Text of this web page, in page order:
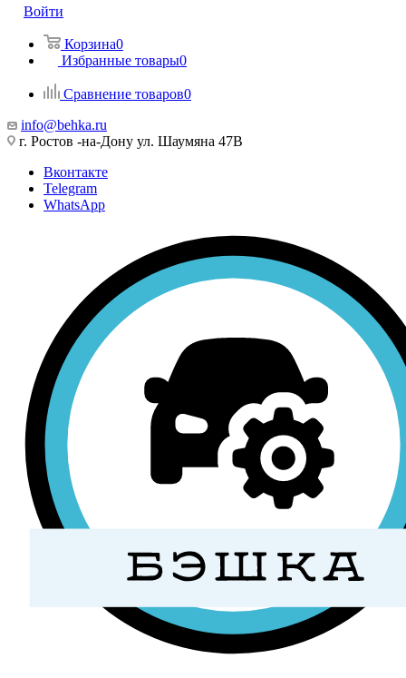
Войти
Корзина0
Избранные товары0
Сравнение товаров0
info@behka.ru
г. Ростов -на-Дону ул. Шаумяна 47В
Вконтакте
Telegram
WhatsApp